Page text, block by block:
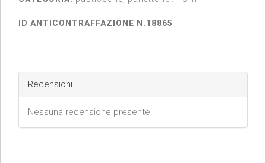
ID ANTICONTRAFFAZIONE N.18865
Recensioni
Nessuna recensione presente